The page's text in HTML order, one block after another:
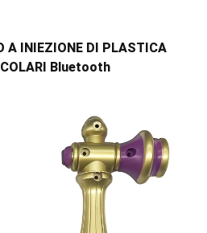
A INIEZIONE DI PLASTICA
Bluetooth